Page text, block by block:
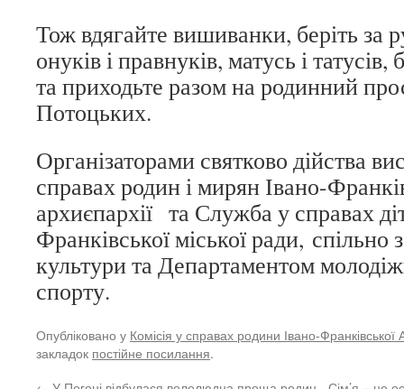
Тож вдягайте вишиванки, беріть за
онуків і правнуків, матусь і татусів,
та приходьте разом на родинний
Потоцьких.
Організаторами святково дійства
справах родин і мирян Івано-
архиєпархії та Служба у справах
Франківської міської ради,
культури та Департаментом
спорту.
Опубліковано у Комісія у справах родини Івано-Франківської
закладок постійне посилання.